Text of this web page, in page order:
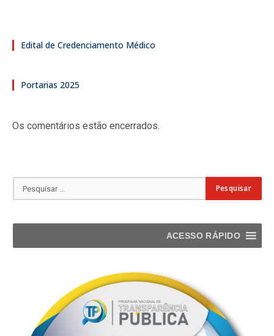
Edital de Credenciamento Médico
Portarias 2025
Os comentários estão encerrados.
ACESSO RÁPIDO